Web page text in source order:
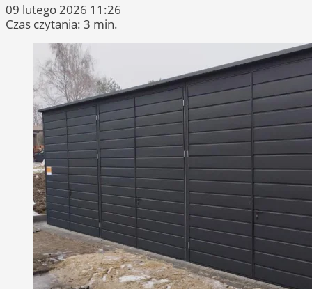
09 lutego 2026 11:26
Czas czytania: 3 min.